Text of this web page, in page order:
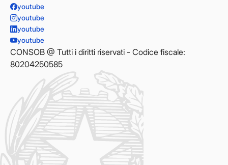
youtube
youtube
youtube
youtube
CONSOB @ Tutti i diritti riservati - Codice fiscale:
80204250585